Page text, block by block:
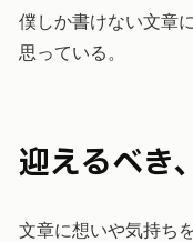
僕しか書けない文章
思っている。
迎えるべ
文章に想いや気持ち